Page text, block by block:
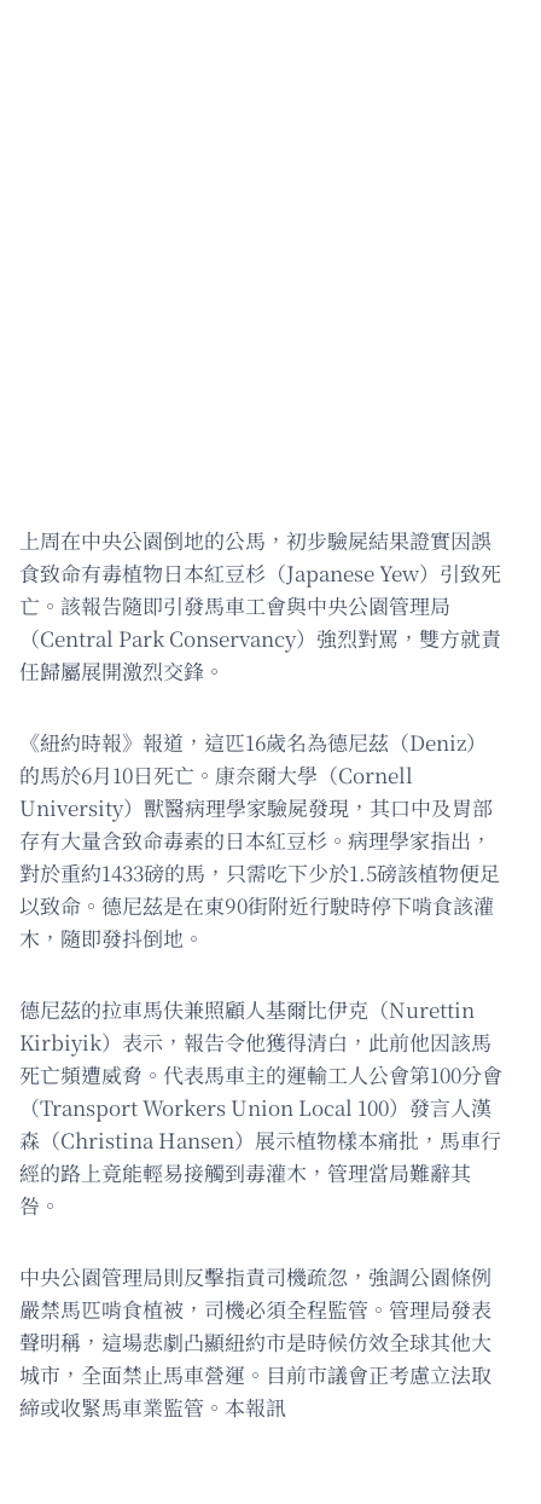
上周在中央公園倒地的公馬，初步驗屍結果證實因誤
食致命有毒植物日本紅豆杉（Japanese Yew）引致死
亡。該報告隨即引發馬車工會與中央公園管理局
（Central Park Conservancy）強烈對罵，雙方就責
任歸屬展開激烈交鋒。
《紐約時報》報道，這匹16歲名為德尼茲（Deniz）
的馬於6月10日死亡。康奈爾大學（Cornell
University）獸醫病理學家驗屍發現，其口中及胃部
存有大量含致命毒素的日本紅豆杉。病理學家指出，
對於重約1433磅的馬，只需吃下少於1.5磅該植物便足
以致命。德尼茲是在東90街附近行駛時停下啃食該灌
木，隨即發抖倒地。
德尼茲的拉車馬伕兼照顧人基爾比伊克（Nurettin
Kirbiyik）表示，報告令他獲得清白，此前他因該馬
死亡頻遭威脅。代表馬車主的運輸工人公會第100分會
（Transport Workers Union Local 100）發言人漢
森（Christina Hansen）展示植物樣本痛批，馬車行
經的路上竟能輕易接觸到毒灌木，管理當局難辭其
咎。
中央公園管理局則反擊指責司機疏忽，強調公園條例
嚴禁馬匹啃食植被，司機必須全程監管。管理局發表
聲明稱，這場悲劇凸顯紐約市是時候仿效全球其他大
城市，全面禁止馬車營運。目前市議會正考慮立法取
締或收緊馬車業監管。本報訊